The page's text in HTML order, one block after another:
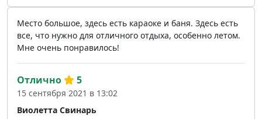
Место большое, здесь есть караоке и баня. Здесь есть
все, что нужно для отличного отдыха, особенно летом.
Мне очень понравилось!
Виолетта Свинарь
Отлично 5
15 сентября 2021 в 13:02